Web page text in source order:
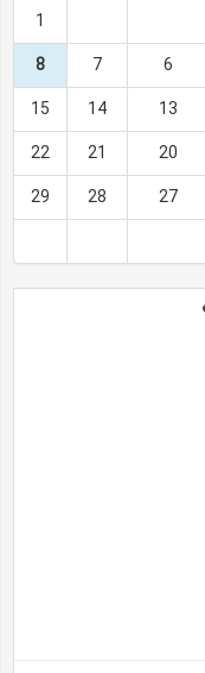
1
6
7
8
13
14
15
20
21
22
27
28
29